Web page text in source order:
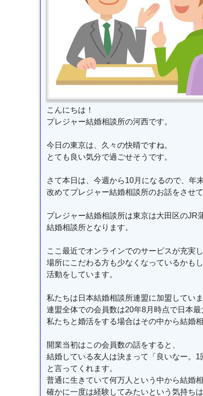
こんにちは！
プレジャー結婚相談所の河西です。
今日の東京は、久々の快晴ですね。
とても良い気分で過ごせそうです。
さて本日は、今週から10月になるので、年
改めてプレジャー結婚相談所のお話をさせて
プレジャー結婚相談所は東京は大田区のJR
結婚相談所となります。
ここ最近でオンラインでのサービスが充実
場所にこだわる方も少なくなっているかも
活動をしています。
私たちは日本結婚相談所連盟に加盟していま
連盟全体での会員数は20年8月時点で日本最
私たちと婚活をする場合はその中から結婚
開業当初はこの会員数の話をすると、
結婚している友人は決まって「良いなー。1
と言ってくれます。
普通に生きていて何万人という中から結婚
確かに一度は経験してみたいという気持ち